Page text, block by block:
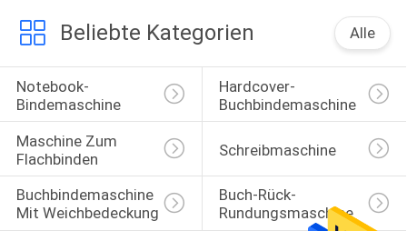
Beliebte Kategorien Alle
Notebook-
Bindemaschine
Hardcover-
Buchbindemaschine
Maschine Zum
Flachbinden
Schreibmaschine
Buchbindemaschine
Mit Weichbedeckung
Buch-Rück-
Rundungsmaschine